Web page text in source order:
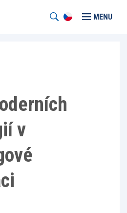
MENU
v